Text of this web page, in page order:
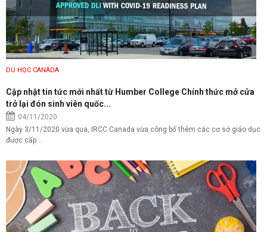
DU HỌC CANADA
Cập nhật tin tức mới nhất từ Humber College Chính thức mở cửa
trở lại đón sinh viên quốc...
04/11/2020
Ngày 3/11/2020 vừa qua, IRCC Canada vừa công bố thêm các cơ sở giáo dục
được cấp...